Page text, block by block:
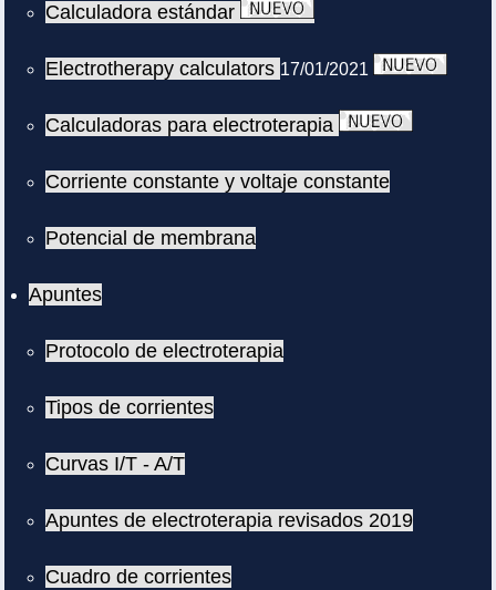
Calculadora estándar
Electrotherapy calculators 17/01/2021
Calculadoras para electroterapia
Corriente constante y voltaje constante
Potencial de membrana
Apuntes
Protocolo de electroterapia
Tipos de corrientes
Curvas I/T - A/T
Apuntes de electroterapia revisados 2019
Cuadro de corrientes